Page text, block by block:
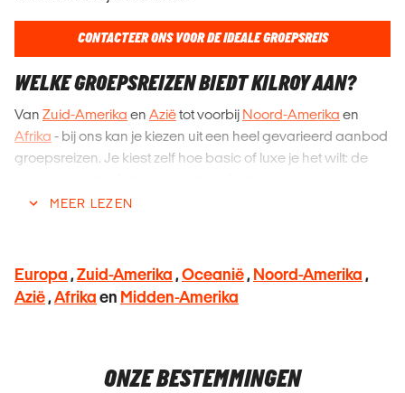
CONTACTEER ONS VOOR DE IDEALE GROEPSREIS
WELKE GROEPSREIZEN BIEDT KILROY AAN?
Van Zuid-Amerika en Aziëtot voorbij Noord-Amerika en
Afrika - bij ons kan je kiezen uit een heel gevarieerd aanbod
groepsreizen. Je kiest zelf hoe basic of luxe je het wilt: de
maaltijden zijn inbegrepen. Daarnaast heb je veel vrijheid
REIZEN IN INTERNATIONALE GROEP
geesten die samen met andere gelijkgestemde reizigers de
MEER LEZEN
Europa ,Zuid-Amerika ,Oceanië, Noord-Amerika ,
Azië,Afrika en Midden-Amerika
ONZE BESTEMMINGEN